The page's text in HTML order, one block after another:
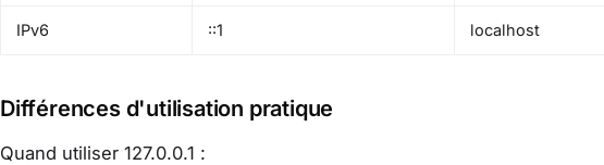
IPv6 ::1 localhost
Différences d'utilisation pratique
Quand utiliser 127.0.0.1 :